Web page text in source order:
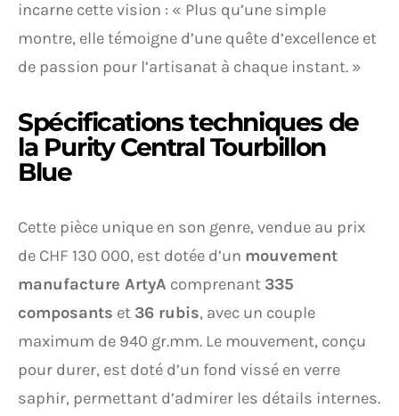
incarne cette vision : « Plus qu’une simple
montre, elle témoigne d’une quête d’excellence et
de passion pour l’artisanat à chaque instant. »
Spécifications techniques de
la Purity Central Tourbillon
Blue
Cette pièce unique en son genre, vendue au prix
de CHF 130 000, est dotée d’un mouvement
manufacture ArtyA comprenant 335
composants et 36 rubis, avec un couple
maximum de 940 gr.mm. Le mouvement, conçu
pour durer, est doté d’un fond vissé en verre
saphir, permettant d’admirer les détails internes.